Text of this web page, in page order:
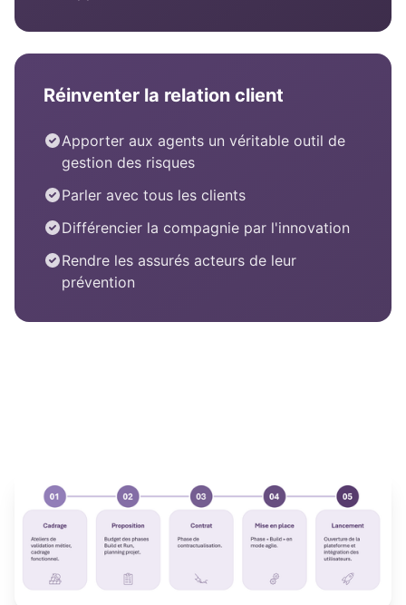
Réinventer la relation client
Apporter aux agents un véritable outil de
gestion des risques
Parler avec tous les clients
Différencier la compagnie par l'innovation
Rendre les assurés acteurs de leur
prévention